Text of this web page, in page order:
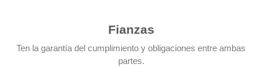
Fianzas
Ten la garantía del cumplimiento y obligaciones entre ambas
partes.